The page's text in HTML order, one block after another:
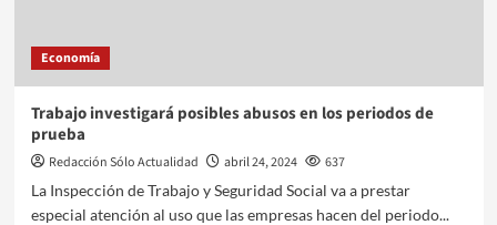
Economía
Trabajo investigará posibles abusos en los periodos de
prueba
Redacción Sólo Actualidad abril 24, 2024
637
La Inspección de Trabajo y Seguridad Social va a prestar
especial atención al uso que las empresas hacen del periodo...